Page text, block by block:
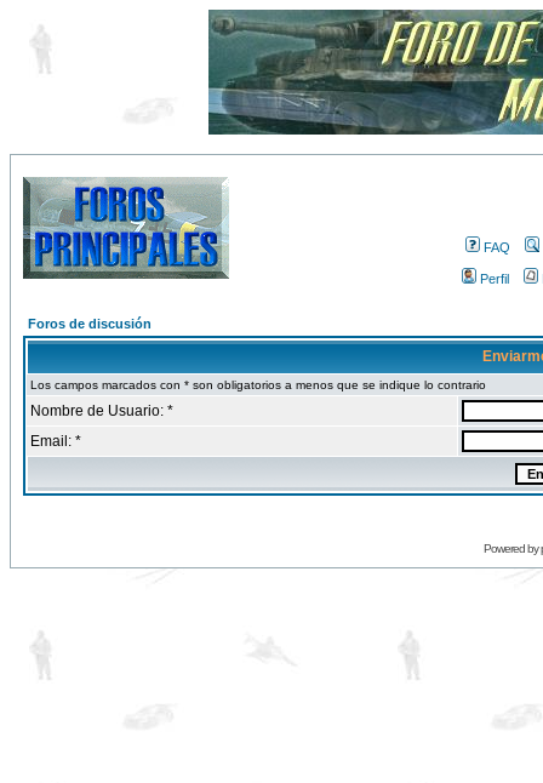
FAQ
Perfil
Foros de discusión
Los campos marcados con * son obligatorios a menos que se indique lo contrario
Nombre de Usuario: *
Email: *
Powered by